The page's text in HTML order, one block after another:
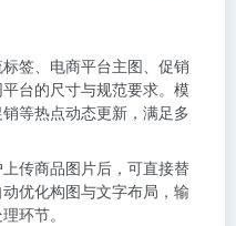
标签、电商平台主图、促销
台的尺寸与规范要求。模
等热点动态更新，满足多
上传商品图片后，可直接替
优化构图与文字布局，输
环节。